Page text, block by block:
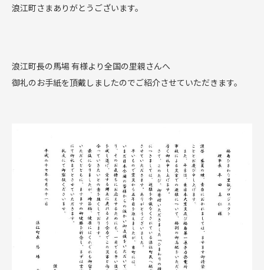
浪江町さまありがとうございます。
浪江町長の馬場 有様より全国の里親さんへ
御礼のお手紙を頂戴しましたのでご紹介させていただきます。